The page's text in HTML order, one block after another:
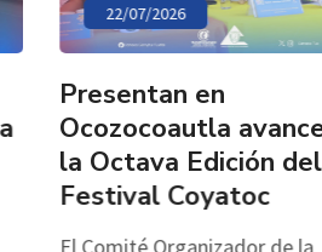
22/07/2026
Presentan en
Ocozocoautla avances de
la Octava Edición del
Festival Coyatoc
El Comité Organizador de la